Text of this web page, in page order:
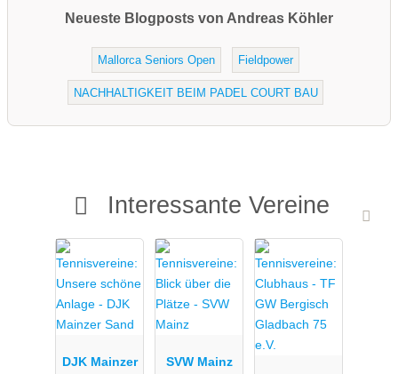
Interessante Vereine
DJK Mainzer
SVW Mainz
Neueste Blogposts von Andreas Köhler
Mallorca Seniors Open Fieldpower
NACHHALTIGKEIT BEIM PADEL COURT BAU